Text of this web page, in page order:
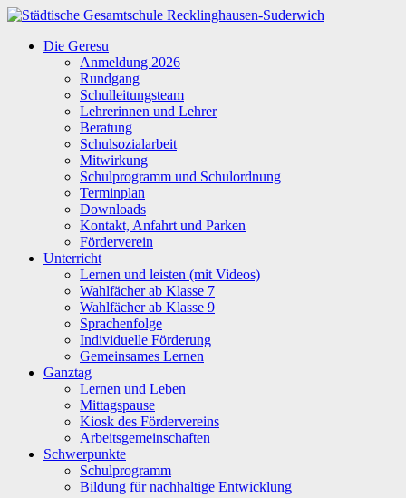
Zum
springen
Städtische
Gesamtschule
Recklinghausen-
Suderwich
Die Geresu
Anmeldung 2026
Rundgang
Schulleitungsteam
Lehrerinnen und Lehrer
Beratung
Schulsozialarbeit
Mitwirkung
Schulprogramm und Schulordnung
Terminplan
Downloads
Kontakt, Anfahrt und Parken
Förderverein
Unterricht
Lernen und leisten (mit Videos)
Wahlfächer ab Klasse 7
Wahlfächer ab Klasse 9
Sprachenfolge
Individuelle Förderung
Gemeinsames Lernen
Ganztag
Lernen und Leben
Mittagspause
Kiosk des Fördervereins
Arbeitsgemeinschaften
Schwerpunkte
Schulprogramm
Bildung für nachhaltige Entwicklung